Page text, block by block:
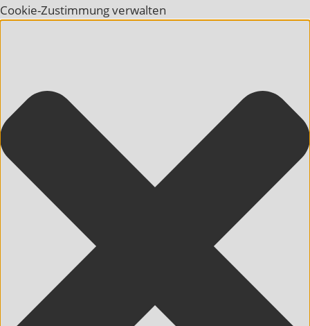
Cookie-Zustimmung verwalten